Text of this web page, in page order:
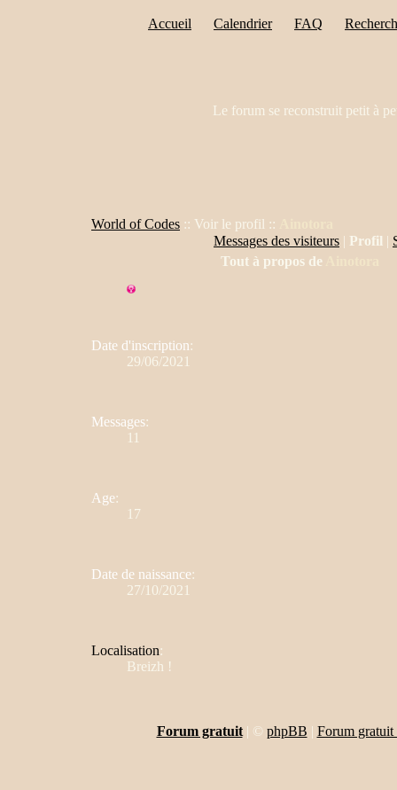
Accueil Calendrier FAQ
Le forum se reconstruit petit à
World of Codes :: Voir le profil ::
Messages des visiteurs | Profil |
Tout à propos de
Date d'inscription:
29/06/2021
Messages:
11
Age:
17
Date de naissance:
27/10/2021
Localisation:
Breizh !
Forum gratuit| © phpBB | Forum gratuit